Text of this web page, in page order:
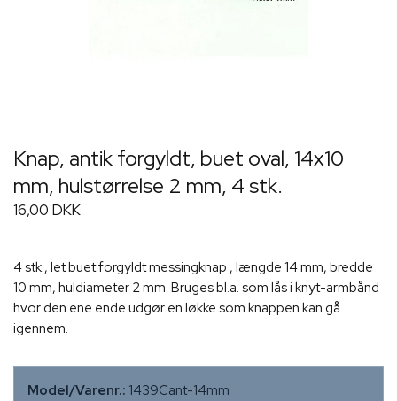
Knap, antik forgyldt, buet oval, 14x10
mm, hulstørrelse 2 mm, 4 stk.
16,00 DKK
4 stk., let buet forgyldt messingknap , længde 14 mm, bredde
10 mm, huldiameter 2 mm. Bruges bl.a. som lås i knyt-armbånd
hvor den ene ende udgør en løkke som knappen kan gå
igennem.
Model/Varenr.: 1439Cant-14mm